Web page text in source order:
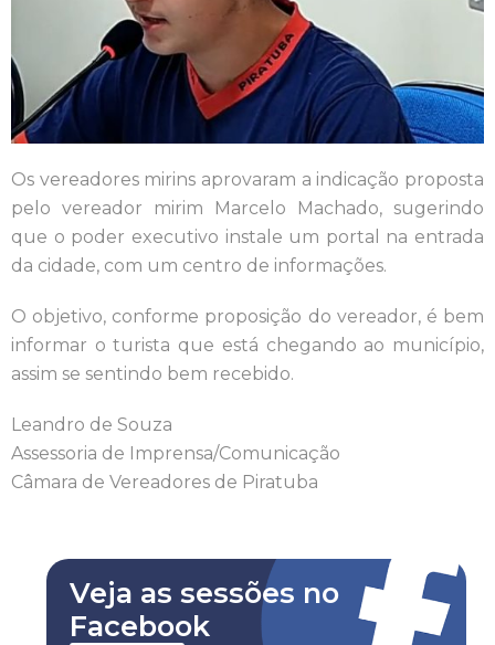
Os vereadores mirins aprovaram a indicação proposta
pelo vereador mirim Marcelo Machado, sugerindo
que o poder executivo instale um portal na entrada
da cidade, com um centro de informações.
O objetivo, conforme proposição do vereador, é bem
informar o turista que está chegando ao município,
assim se sentindo bem recebido.
Leandro de Souza
Assessoria de Imprensa/Comunicação
Câmara de Vereadores de Piratuba
Veja as sessões no
Facebook